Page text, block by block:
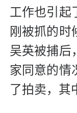
工作也引起
刚被抓的时
吴英被捕后
家同意的情
了拍卖，其